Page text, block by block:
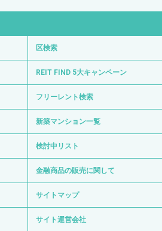
区検索
REIT FIND 5大キャンペーン
フリーレント検索
新築マンション一覧
検討中リスト
金融商品の販売に関して
サイトマップ
サイト運営会社